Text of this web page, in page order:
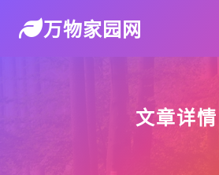
万物家园网
文章详情